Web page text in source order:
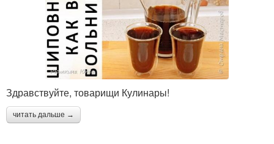
Здравствуйте, товарищи Кулинары!
читать дальше →